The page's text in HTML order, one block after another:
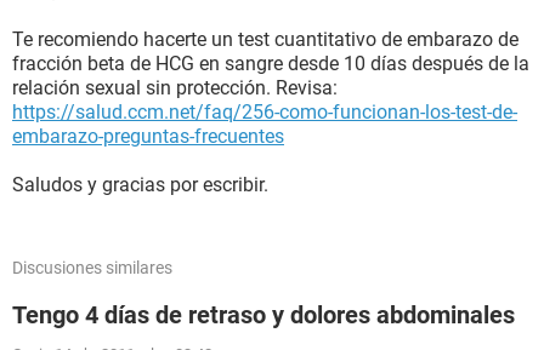
Te recomiendo hacerte un test cuantitativo de embarazo de
fracción beta de HCG en sangre desde 10 días después de la
relación sexual sin protección. Revisa:
https://salud.ccm.net/faq/256-como-funcionan-los-test-de-
embarazo-preguntas-frecuentes
Saludos y gracias por escribir.
Discusiones similares
Tengo 4 días de retraso y dolores abdominales